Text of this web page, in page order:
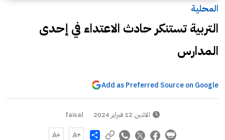
المحلية
التربية تستنكر حادث الاعتداء في إحدى
المدارس‬
Add as Preferred Source on Google
الاثنين 12 فبراير 2024 faisal
Share